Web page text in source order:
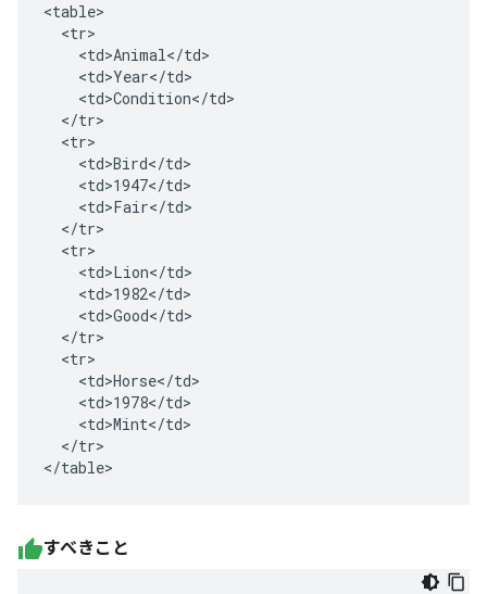
<table>
  <tr>
    <td>Animal</td>
    <td>Year</td>
    <td>Condition</td>
  </tr>
  <tr>
    <td>Bird</td>
    <td>1947</td>
    <td>Fair</td>
  </tr>
  <tr>
    <td>Lion</td>
    <td>1982</td>
    <td>Good</td>
  </tr>
  <tr>
    <td>Horse</td>
    <td>1978</td>
    <td>Mint</td>
  </tr>
</table>
すべきこと